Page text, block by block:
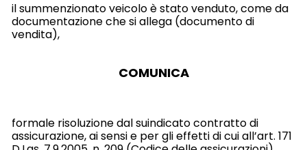
il summenzionato veicolo è stato venduto, come da
documentazione che si allega (documento di
vendita),
COMUNICA
formale risoluzione dal suindicato contratto di
assicurazione, ai sensi e per gli effetti di cui all’art. 171